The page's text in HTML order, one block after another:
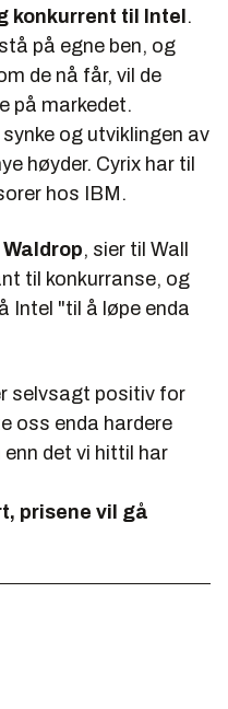
konkurrent til Intel .
på egne ben, og
de nå får, vil de
på markedet.
og utviklingen av
høyder. Cyrix har til
hos IBM.
Waldrop, sier til Wall
til konkurranse, og
Intel "til å løpe enda
selvsagt positiv for
oss enda hardere
det vi hittil har
prisene vil gå